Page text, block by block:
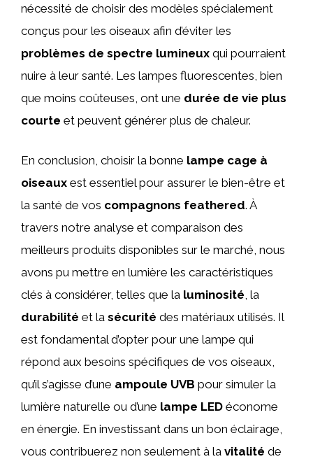
nécessité de choisir des modèles spécialement
conçus pour les oiseaux afin d’éviter les
problèmes de spectre lumineux qui pourraient
nuire à leur santé. Les lampes fluorescentes, bien
que moins coûteuses, ont une durée de vie plus
courte et peuvent générer plus de chaleur.
En conclusion, choisir la bonne lampe cage à
oiseaux est essentiel pour assurer le bien-être et
la santé de vos compagnons feathered. À
travers notre analyse et comparaison des
meilleurs produits disponibles sur le marché, nous
avons pu mettre en lumière les caractéristiques
clés à considérer, telles que la luminosité, la
durabilité et la sécurité des matériaux utilisés. Il
est fondamental d’opter pour une lampe qui
répond aux besoins spécifiques de vos oiseaux,
qu’il s’agisse d’une ampoule UVB pour simuler la
lumière naturelle ou d’une lampe LED économe
en énergie. En investissant dans un bon éclairage,
vous contribuerez non seulement à la vitalité de